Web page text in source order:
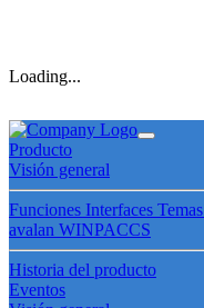
Loading...
Producto
Visión general
Funciones Interfaces Temas
avalan WINPACCS
Historia del producto
Eventos